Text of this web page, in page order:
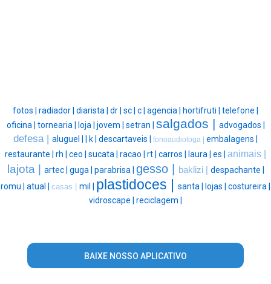
fotos | radiador | diarista | dr | sc | c | agencia | hortifruti | telefone |
oficina | tornearia | loja | jovem | setran | salgados | advogados |
defesa | aluguel | k | descartaveis | fonoaudiologa | embalagens |
restaurante | rh | ceo | sucata | racao | rt | carros | laura | es | animais |
lajota | artec | guga | parabrisa | gesso | baklizi | despachante |
romu | atual | casas | mil | plastidoces | santa | lojas | costureira |
vidroscape | reciclagem |
BAIXE NOSSO APLICATIVO